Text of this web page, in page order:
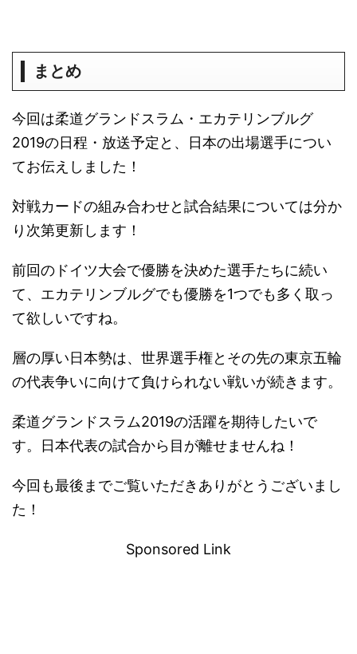
まとめ
今回は柔道グランドスラム・エカテリンブルグ
2019の日程・放送予定と、日本の出場選手につい
てお伝えしました！
対戦カードの組み合わせと試合結果については分か
り次第更新します！
前回のドイツ大会で優勝を決めた選手たちに続い
て、エカテリンブルグでも優勝を1つでも多く取っ
て欲しいですね。
層の厚い日本勢は、世界選手権とその先の東京五輪
の代表争いに向けて負けられない戦いが続きます。
柔道グランドスラム2019の活躍を期待したいで
す。
日本代表の試合から目が離せませんね！
今回も最後までご覧いただきありがとうございまし
た！
Sponsored Link